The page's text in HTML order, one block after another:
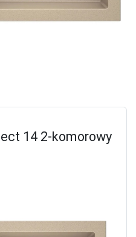
14 2-komorowy